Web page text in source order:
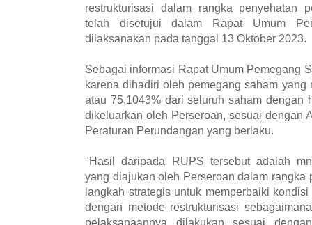
restrukturisasi dalam rangka penyehatan
telah disetujui dalam Rapat Umum
dilaksanakan pada tanggal 13 Oktober 2023.
Sebagai informasi Rapat Umum Pemegang
karena dihadiri oleh pemegang saham yang
atau 75,1043% dari seluruh saham dengan
dikeluarkan oleh Perseroan, sesuai dengan
Peraturan Perundangan yang berlaku.
"Hasil daripada RUPS tersebut adalah
yang diajukan oleh Perseroan dalam rangka
langkah strategis untuk memperbaiki
dengan metode restrukturisasi
pelaksanaannya dilakukan sesuai